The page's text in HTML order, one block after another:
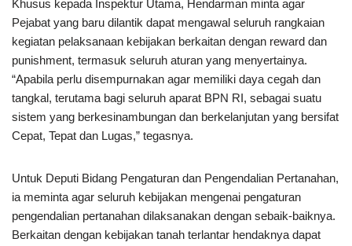
Khusus kepada Inspektur Utama, Hendarman minta agar
Pejabat yang baru dilantik dapat mengawal seluruh rangkaian
kegiatan pelaksanaan kebijakan berkaitan dengan reward dan
punishment, termasuk seluruh aturan yang menyertainya.
“Apabila perlu disempurnakan agar memiliki daya cegah dan
tangkal, terutama bagi seluruh aparat BPN RI, sebagai suatu
sistem yang berkesinambungan dan berkelanjutan yang bersifat
Cepat, Tepat dan Lugas,” tegasnya.
Untuk Deputi Bidang Pengaturan dan Pengendalian Pertanahan,
ia meminta agar seluruh kebijakan mengenai pengaturan
pengendalian pertanahan dilaksanakan dengan sebaik-baiknya.
Berkaitan dengan kebijakan tanah terlantar hendaknya dapat